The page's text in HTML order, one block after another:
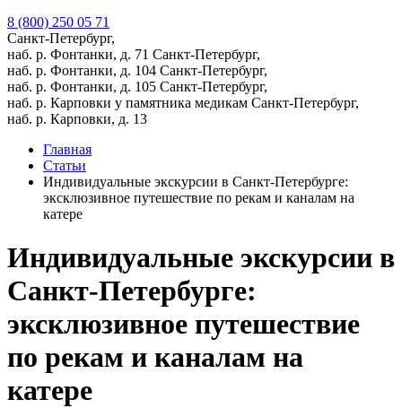
8 (800) 250 05 71
Санкт-Петербург,
наб. р. Фонтанки, д. 71 Санкт-Петербург,
наб. р. Фонтанки, д. 104 Санкт-Петербург,
наб. р. Фонтанки, д. 105 Санкт-Петербург,
наб. р. Карповки у памятника медикам Санкт-Петербург,
наб. р. Карповки, д. 13
Главная
Статьи
Индивидуальные экскурсии в Санкт-Петербурге:
эксклюзивное путешествие по рекам и каналам на
катере
Индивидуальные экскурсии в
Санкт-Петербурге:
эксклюзивное путешествие
по рекам и каналам на
катере